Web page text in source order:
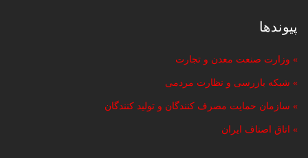
پیوندها
» وزارت صنعت معدن و تجارت
» شبکه بازرسی و نظارت مردمی
» سازمان حمایت مصرف کنندگان و تولید کنندگان
» اتاق اصناف ایران